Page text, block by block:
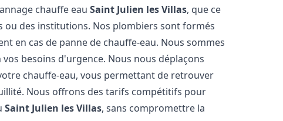
chauffe eauSaint Julien les Villas, que ce
ou des institutions. Nos plombiers sont formés
en cas de panne de chauffe-eau. Nous sommes
besoins d'urgence. Nous nous déplaçons
chauffe-eau, vous permettant de retrouver
Nous offrons des tarifs compétitifs pour
Saint Julien les Villas, sans compromettre la